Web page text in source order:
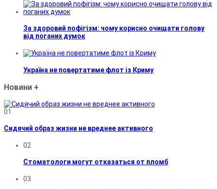
За здоровий пофігізм: чому корисно очищати голову
від поганих думок
Україна не повертатиме флот із Криму
Новини +
01
Сидячий образ жизни не вреднее активного
02
Стоматологи могут отказаться от пломб
03